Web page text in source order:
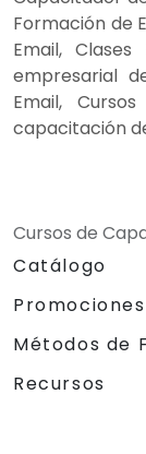
Formación de
Email,
empresarial
Email,
capacitación
Cursos de
Catálogo
Promociones
Métodos de
Recursos